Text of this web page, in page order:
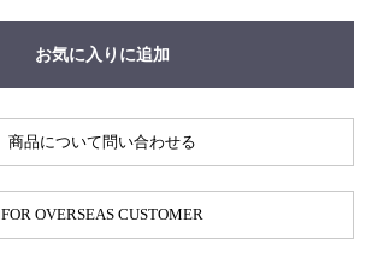
お気に入りに追加
商品について問い合わせる
FOR OVERSEAS CUSTOMER